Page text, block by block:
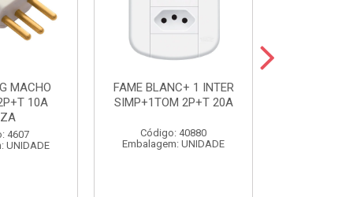
MACHO
10A
4607
UNIDADE
FAME BLANC+ 1 INTER
SIMP+1TOM 2P+T 20A
Código: 40880
Embalagem: UNIDADE